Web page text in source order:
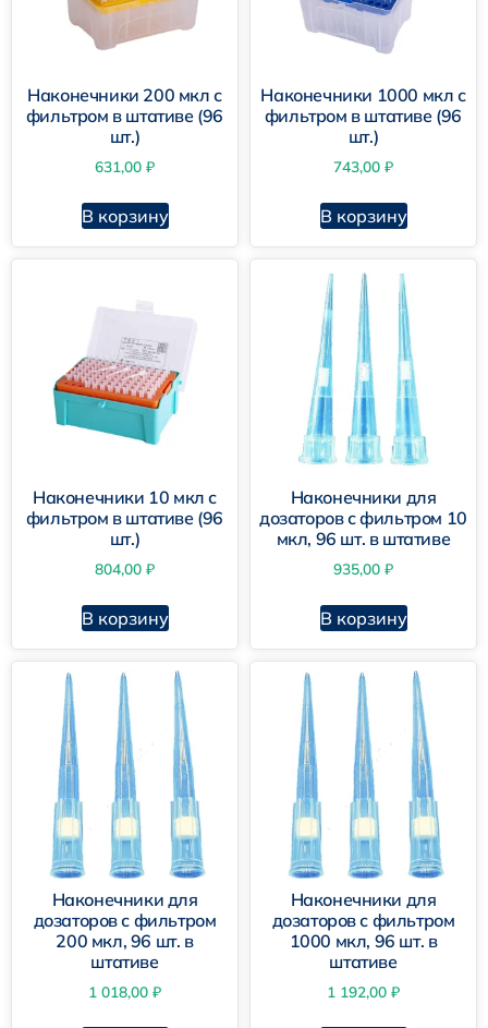
Наконечники 200 мкл с
фильтром в штативе (96
шт.)
631,00 ₽
В корзину
Наконечники 1000 мкл с
фильтром в штативе (96
шт.)
743,00 ₽
В корзину
Наконечники 10 мкл с
фильтром в штативе (96
шт.)
804,00 ₽
В корзину
Наконечники для
дозаторов с фильтром 10
мкл, 96 шт. в штативе
935,00 ₽
В корзину
Наконечники для
дозаторов с фильтром
200 мкл, 96 шт. в
штативе
1 018,00 ₽
Наконечники для
дозаторов с фильтром
1000 мкл, 96 шт. в
штативе
1 192,00 ₽